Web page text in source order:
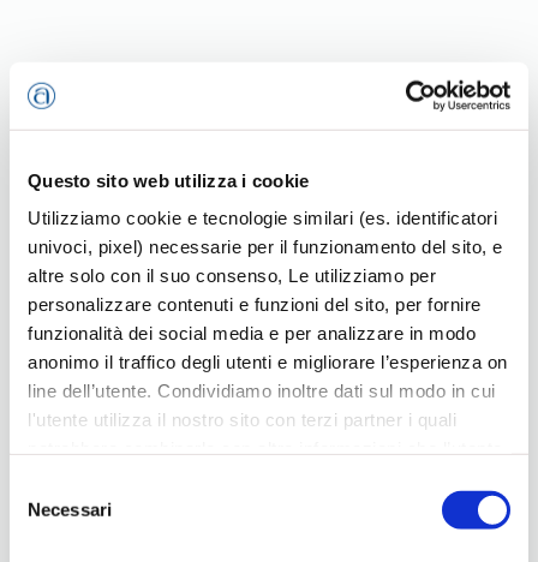
Questo sito web utilizza i cookie
Utilizziamo cookie e tecnologie similari (es. identificatori
univoci, pixel) necessarie per il funzionamento del sito, e
altre solo con il suo consenso, Le utilizziamo per
personalizzare contenuti e funzioni del sito, per fornire
funzionalità dei social media e per analizzare in modo
anonimo il traffico degli utenti e migliorare l’esperienza on
line dell’utente. Condividiamo inoltre dati sul modo in cui
l'utente utilizza il nostro sito con terzi partner i quali
loro servizi, per finalità pubblicitarie creando elenchi di
segmenti di pubblico per fornire annunci sui social media
delNecessari
Vendi i biglietti attraverso Eventbrite